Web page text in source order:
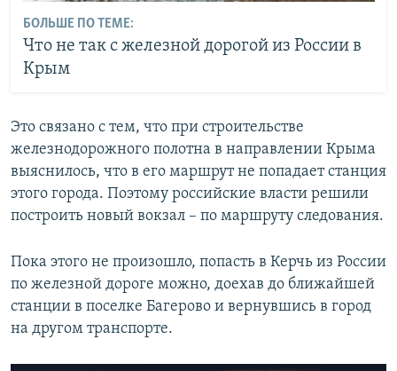
БОЛЬШЕ ПО ТЕМЕ:
Что не так с железной дорогой из России в
Крым
Это связано с тем, что при строительстве
железнодорожного полотна в направлении Крыма
выяснилось, что в его маршрут не попадает станция
этого города. Поэтому российские власти решили
построить новый вокзал – по маршруту следования.
Пока этого не произошло, попасть в Керчь из России
по железной дороге можно, доехав до ближайшей
станции в поселке Багерово и вернувшись в город
на другом транспорте.